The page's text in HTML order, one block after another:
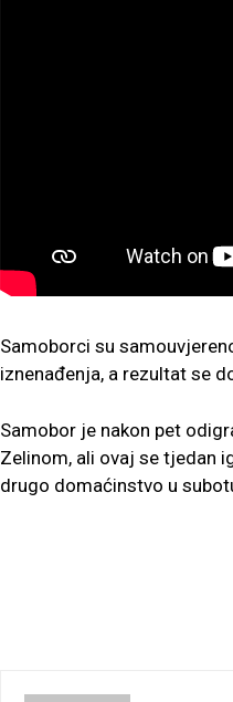
Samoborci su
iznenađenja, a rezultat se
Samobor je nakon pet
Zelinom, ali ovaj se tjedan
drugo domaćinstvo u